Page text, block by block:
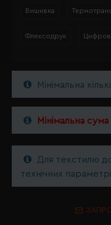
Вишивка
Флексодрук
Мінімальна
Мінімальна
Для текстилю
технічних